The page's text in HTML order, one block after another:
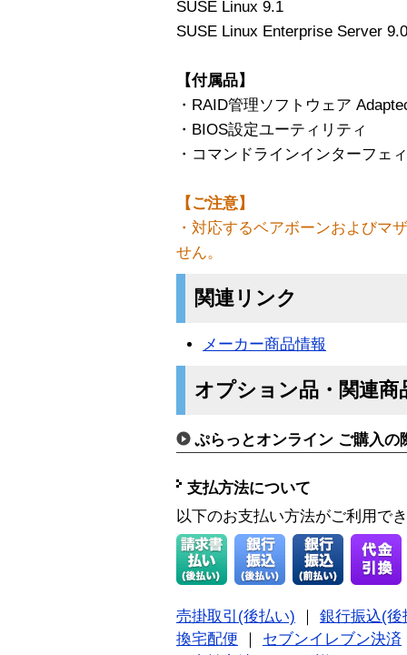
SUSE Linux 9.1
SUSE Linux Enterprise Server 9.0
【付属品】
・RAID管理ソフトウェア
・BIOS設定ユーティリティ
・コマンドラインインターフェ
【ご注意】
・対応するベアボーンおよびマ
せん。
関連リンク
メーカー商品情報
オプション品・関連商
ぷらっとオンライン ご購入の
支払方法について
以下のお支払い方法がご利用で
売掛取引(後払い)
銀行振込(後
換宅配便
セブンイレブン決済